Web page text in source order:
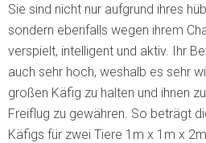
Sie sind nicht nur aufgrund ihres
sondern ebenfalls wegen ihrem
verspielt, intelligent und aktiv. Ihr
auch sehr hoch, weshalb es sehr
großen Käfig zu halten und ihnen
Freiflug zu gewähren. So beträgt
Käfigs für zwei Tiere 1m x 1m x